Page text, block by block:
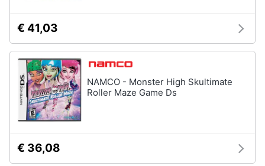
€ 41,03
NAMCO - Monster High Skultimate
Roller Maze Game Ds
€ 36,08